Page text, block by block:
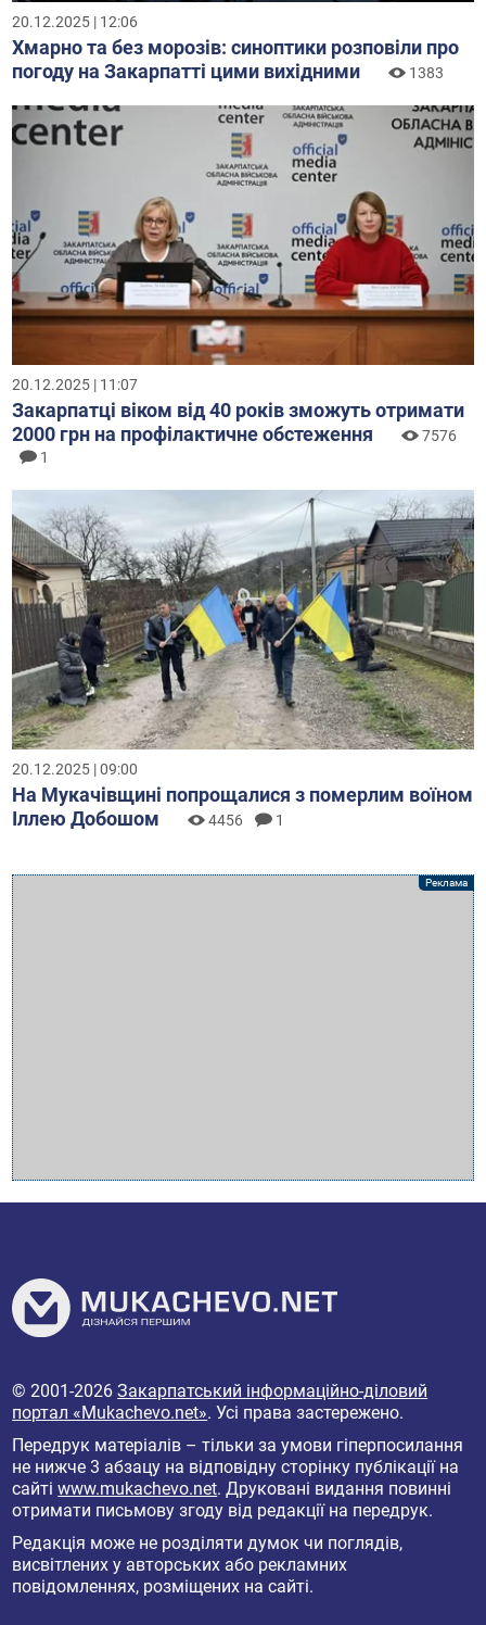
20.12.2025 | 12:06
Хмарно та без морозів: синоптики розповіли про
погоду на Закарпатті цими вихідними
1383
20.12.2025 | 11:07
Закарпатці віком від 40 років зможуть отримати
2000 грн на профілактичне обстеження
7576
1
20.12.2025 | 09:00
На Мукачівщині попрощалися з померлим воїном
Іллею Добошом
4456 1
© 2001-2026Закарпатський інформаційно-діловий
портал «Mukachevo.net». Усі права застережено.
Передрук матеріалів – тільки за умови гіперпосилання
не нижче 3 абзацу на відповідну сторінку публікації на
сайтіwww.mukachevo.net. Друковані видання повинні
отримати письмову згоду від редакції на передрук.
Редакція може не розділяти думок чи поглядів,
висвітлених у авторських або рекламних
повідомленнях, розміщених на сайті.